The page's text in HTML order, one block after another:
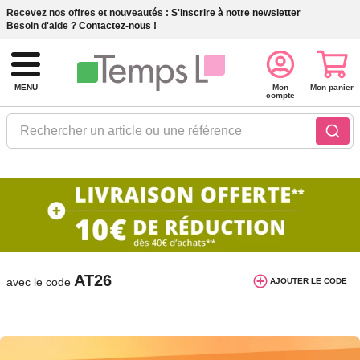
Recevez nos offres et nouveautés : S'inscrire à notre newsletter
Besoin d'aide ? Contactez-nous !
MENU
Rechercher un article ou une référence
Mon
compte
Mon panier
10€ de réduction dès 40€ d'achat. Offre
valable du 03/08/2026 au 12/08/2026.
avec le code AT26 AJOUTER LE CODE
Petits